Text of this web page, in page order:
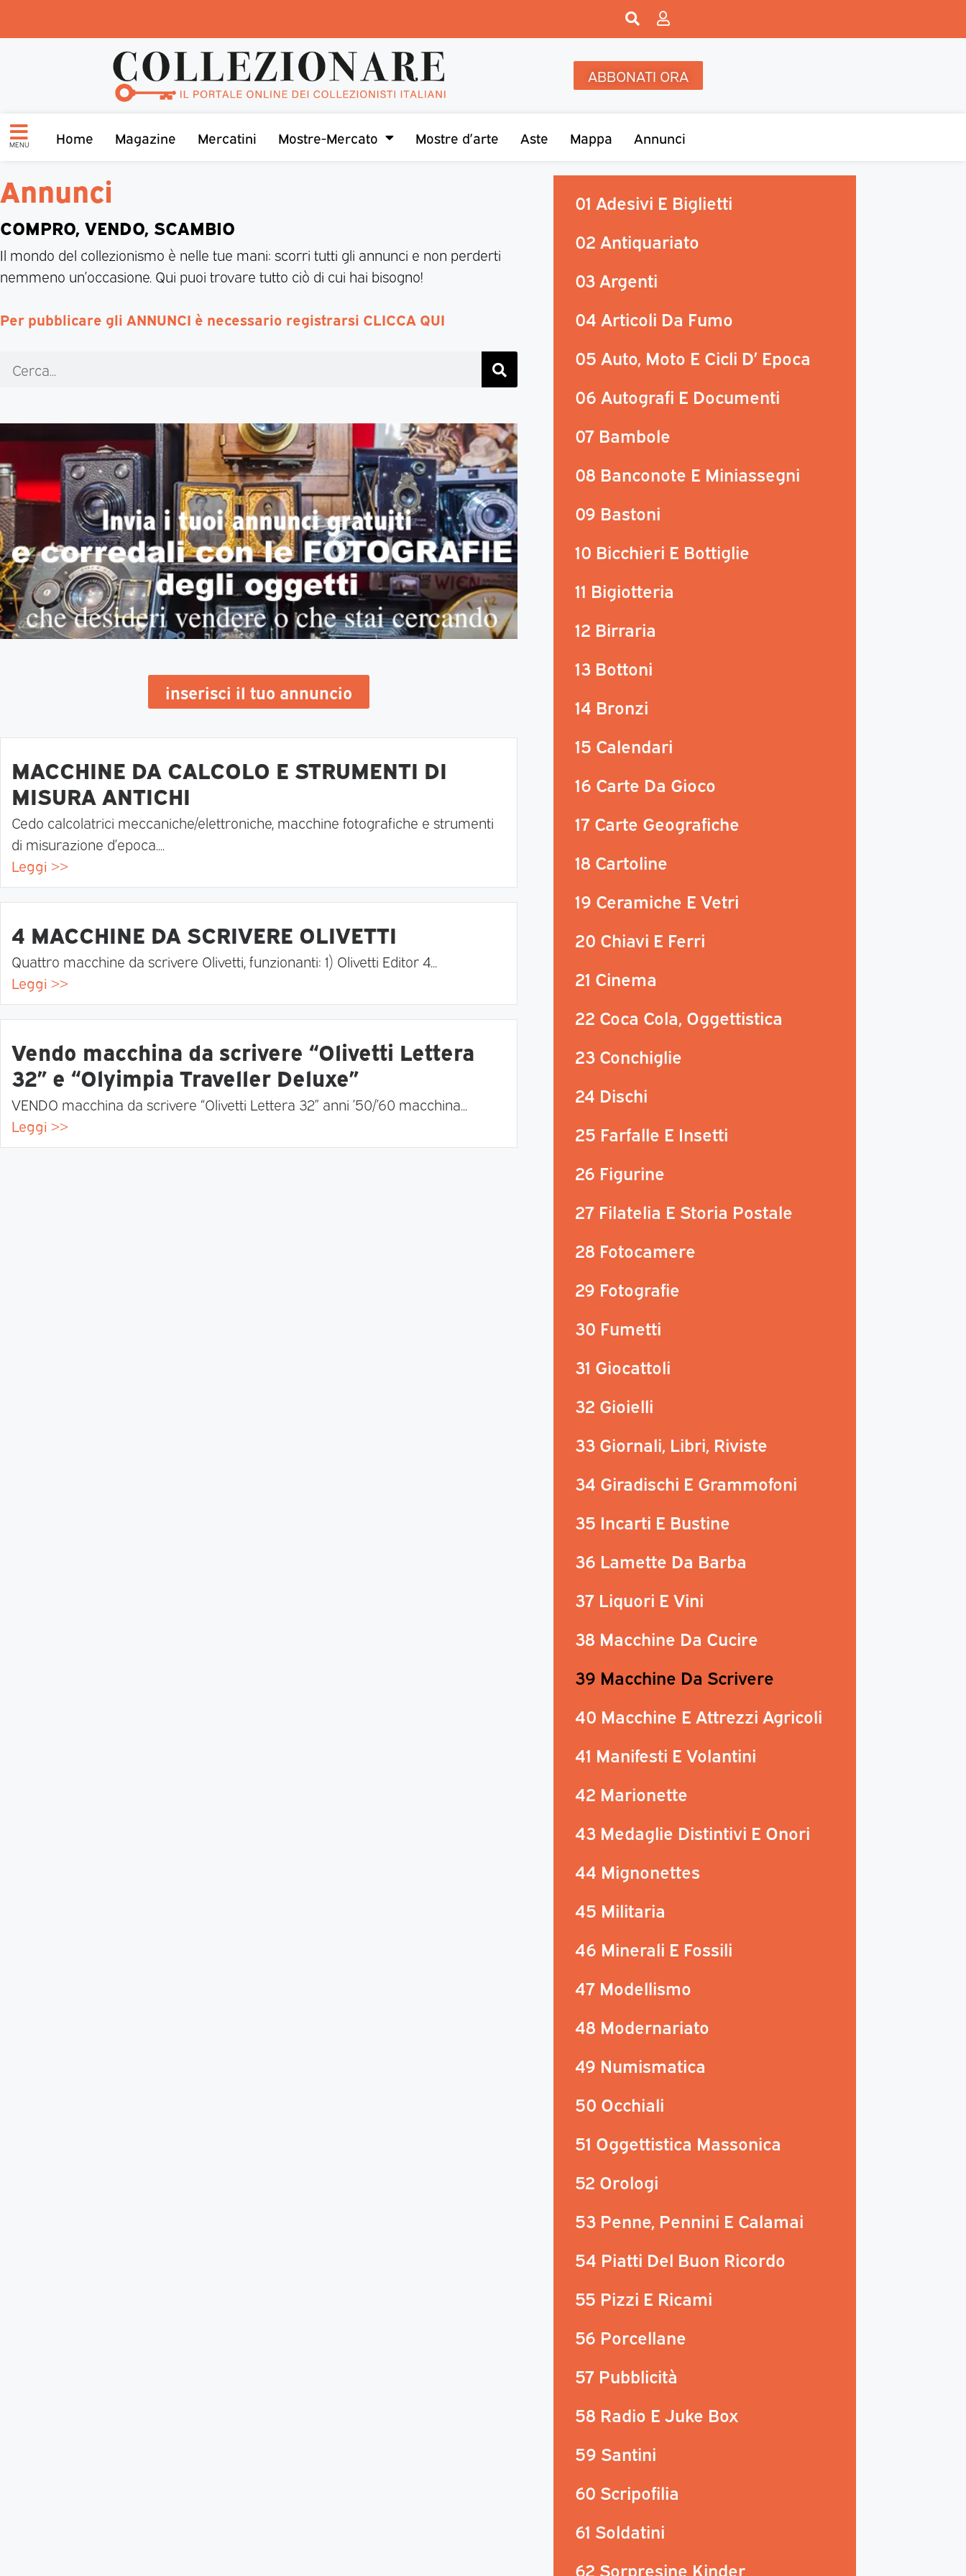
ABBONATI ORA
MENU Home Magazine Mercatini Mostre-Mercato Mostre d’arte Aste Mappa Annunci
Annunci
COMPRO, VENDO, SCAMBIO
Il mondo del collezionismo è nelle tue mani: scorri tutti gli annunci e non perderti
nemmeno un’occasione. Qui puoi trovare tutto ciò di cui hai bisogno!
Per pubblicare gli ANNUNCI è necessario registrarsi CLICCA QUI
inserisci il tuo annuncio
MACCHINE DA CALCOLO E STRUMENTI DI
MISURA ANTICHI
Cedo calcolatrici meccaniche/elettroniche, macchine fotografiche e strumenti
di misurazione d’epoca....
Leggi >>
4 MACCHINE DA SCRIVERE OLIVETTI
Quattro macchine da scrivere Olivetti, funzionanti: 1) Olivetti Editor 4...
Leggi >>
Vendo macchina da scrivere “Olivetti Lettera
32” e “Olyimpia Traveller Deluxe”
VENDO macchina da scrivere “Olivetti Lettera 32” anni ’50/’60 macchina...
Leggi >>
01 Adesivi E Biglietti
02 Antiquariato
03 Argenti
04 Articoli Da Fumo
05 Auto, Moto E Cicli D’ Epoca
06 Autografi E Documenti
07 Bambole
08 Banconote E Miniassegni
09 Bastoni
10 Bicchieri E Bottiglie
11 Bigiotteria
12 Birraria
13 Bottoni
14 Bronzi
15 Calendari
16 Carte Da Gioco
17 Carte Geografiche
18 Cartoline
19 Ceramiche E Vetri
20 Chiavi E Ferri
21 Cinema
22 Coca Cola, Oggettistica
23 Conchiglie
24 Dischi
25 Farfalle E Insetti
26 Figurine
27 Filatelia E Storia Postale
28 Fotocamere
29 Fotografie
30 Fumetti
31 Giocattoli
32 Gioielli
33 Giornali, Libri, Riviste
34 Giradischi E Grammofoni
35 Incarti E Bustine
36 Lamette Da Barba
37 Liquori E Vini
38 Macchine Da Cucire
39 Macchine Da Scrivere
40 Macchine E Attrezzi Agricoli
41 Manifesti E Volantini
42 Marionette
43 Medaglie Distintivi E Onori
44 Mignonettes
45 Militaria
46 Minerali E Fossili
47 Modellismo
48 Modernariato
49 Numismatica
50 Occhiali
51 Oggettistica Massonica
52 Orologi
53 Penne, Pennini E Calamai
54 Piatti Del Buon Ricordo
55 Pizzi E Ricami
56 Porcellane
57 Pubblicità
58 Radio E Juke Box
59 Santini
60 Scripofilia
61 Soldatini
62 Sorpresine Kinder